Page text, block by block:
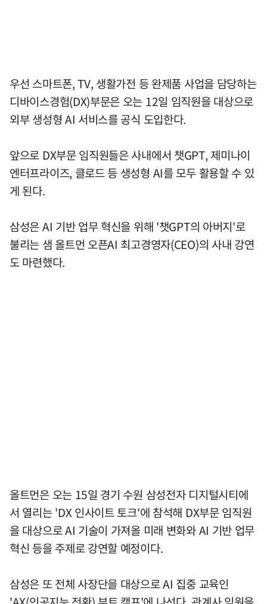
우선 스마트폰, TV, 생활가전 등 완제품 사업을 담당하는
디바이스경험(DX)부문은 오는 12일 임직원을 대상으로
외부 생성형 AI 서비스를 공식 도입한다.
앞으로 DX부문 임직원들은 사내에서 챗GPT, 제미나이
엔터프라이즈, 클로드 등 생성형 AI를 모두 활용할 수 있
게 된다.
삼성은 AI 기반 업무 혁신을 위해 '챗GPT의 아버지'로
불리는 샘 올트먼 오픈AI 최고경영자(CEO)의 사내 강연
도 마련했다.
올트먼은 오는 15일 경기 수원 삼성전자 디지털시티에
서 열리는 'DX 인사이트 토크'에 참석해 DX부문 임직원
을 대상으로 AI 기술이 가져올 미래 변화와 AI 기반 업무
혁신 등을 주제로 강연할 예정이다.
삼성은 또 전체 사장단을 대상으로 AI 집중 교육인